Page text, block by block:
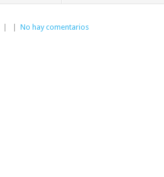
| | No hay comentarios